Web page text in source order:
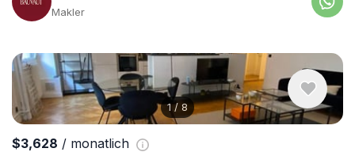
Makler
1/ 8
$3,628 / monatlich